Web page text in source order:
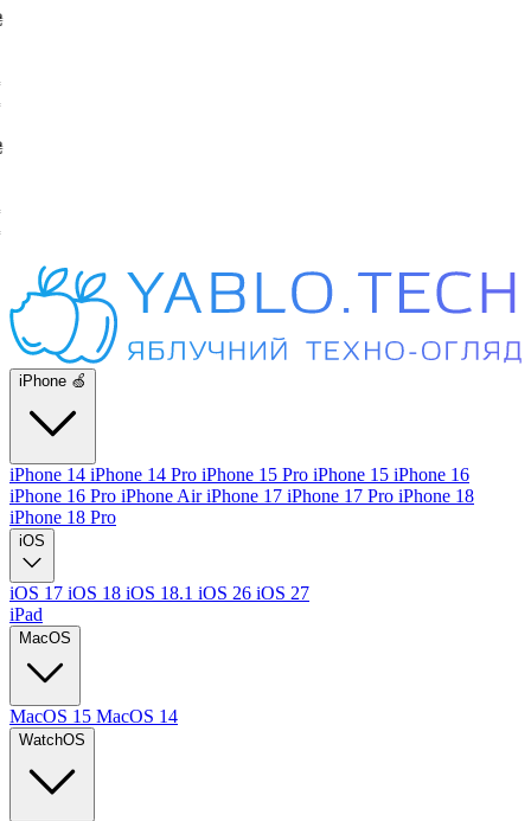
iPhone 🍏
iPhone 14 iPhone 14 Pro iPhone 15 Pro iPhone 15 iPhone 16
iPhone 16 Pro iPhone AiriPhone 17 iPhone 17 Pro iPhone 18
iPhone 18 Pro
iOS
iOS 17 iOS 18 iOS 18.1 iOS 26 iOS 27
iPad
MacOS
MacOS 15 MacOS 14
WatchOS